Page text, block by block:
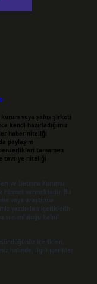
veya şahıs şirketi
kendi hazırladığımız
haber niteliği
paylaşım
tamamen
tavsiye niteliği
ve İletişim Kurumu
hizmet vermektedir. Bu
veya araştırma
yazdıkları içeriklerin
sorumluluğu kabul
içerikleri,
halinde, ilgili içerikler